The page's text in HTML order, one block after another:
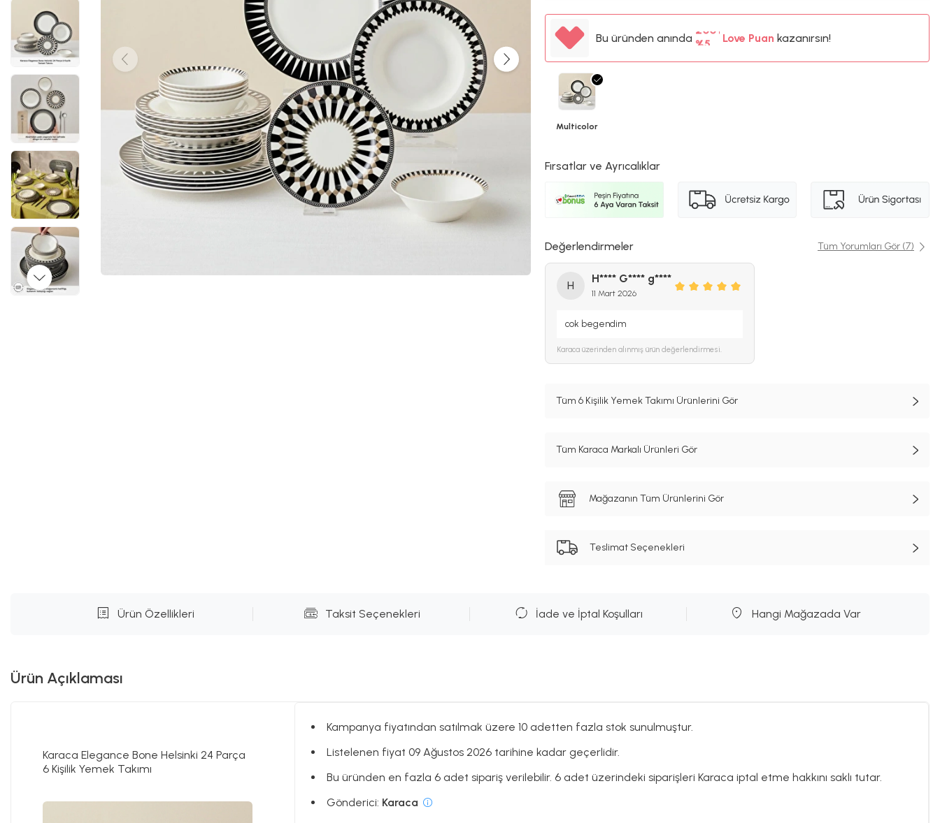
Bu üründen anında %5
%5
Love Puankazanırsın!
Multicolor
Fırsatlar ve Ayrıcalıklar
Değerlendirmeler Tüm Yorumları Gör (7)
H
H**** G**** g****
11 Mart 2026
cok begendim
Karaca üzerinden alınmış ürün değerlendirmesi.
Tüm 6 Kişilik Yemek Takımı Ürünlerini Gör
Tüm Karaca Markalı Ürünleri Gör
Mağazanın Tüm Ürünlerini Gör
Teslimat Seçenekleri
Ürün Özellikleri Taksit Seçenekleri İade ve İptal Koşulları Hangi Mağazada Var
Ürün Açıklaması
Karaca Elegance Bone Helsinki 24 Parça
6 Kişilik Yemek Takımı
Kampanya fiyatından satılmak üzere 10 adetten fazla stok sunulmuştur.
Listelenen fiyat 09 Ağustos 2026 tarihine kadar geçerlidir.
Bu üründen en fazla 6 adet sipariş verilebilir. 6 adet üzerindeki siparişleri Karaca iptal etme hakkını saklı tutar.
Gönderici: Karaca